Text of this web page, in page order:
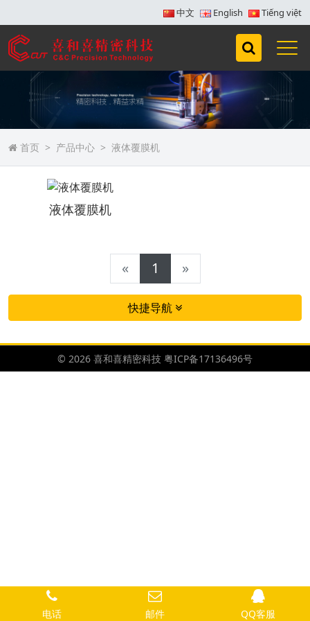
中文 English Tiếng việt
首页 产品中心 液体覆膜机
液体覆膜机
« 1 »
快捷导航
© 2026 喜和喜精密科技 粤ICP备17136496号
电话 邮件 QQ客服